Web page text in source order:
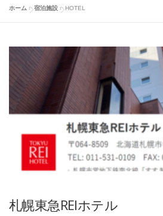
店舗広告一覧
ホーム »宿泊施設 »HOTEL
札幌東急REIホテル